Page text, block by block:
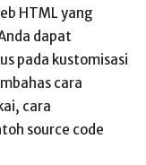
HTML yang
dapat
pada kustomisasi
cara
cara
source code